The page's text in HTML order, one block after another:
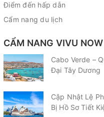
Điểm đến hấp dẫn
Cẩm nang du lịch
CẨM NANG VIVU NOW
Cabo Verde –
Đại Tây Dương
Cập Nhật Lệ
Bị Hồ Sơ Tiết